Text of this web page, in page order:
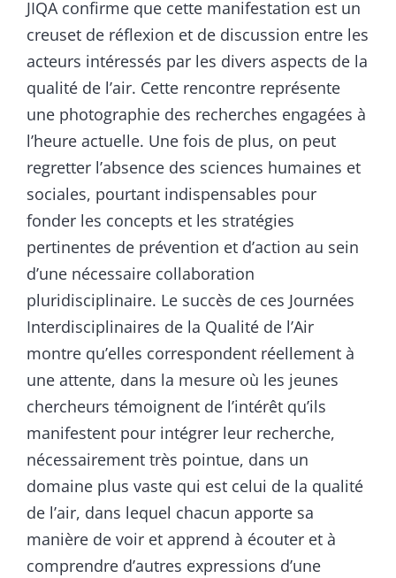
JIQA confirme que cette manifestation est un
creuset de réflexion et de discussion entre les
acteurs intéressés par les divers aspects de la
qualité de l’air. Cette rencontre représente
une photographie des recherches engagées à
l’heure actuelle. Une fois de plus, on peut
regretter l’absence des sciences humaines et
sociales, pourtant indispensables pour
fonder les concepts et les stratégies
pertinentes de prévention et d’action au sein
d’une nécessaire collaboration
pluridisciplinaire. Le succès de ces Journées
Interdisciplinaires de la Qualité de l’Air
montre qu’elles correspondent réellement à
une attente, dans la mesure où les jeunes
chercheurs témoignent de l’intérêt qu’ils
manifestent pour intégrer leur recherche,
nécessairement très pointue, dans un
domaine plus vaste qui est celui de la qualité
de l’air, dans lequel chacun apporte sa
manière de voir et apprend à écouter et à
comprendre d’autres expressions d’une